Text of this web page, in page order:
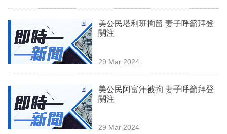
技
場
生
時
事
美公民塔利班拘留 妻子呼籲拜登
關注
29 Mar 2024
美公民阿富汗被拘 妻子呼籲拜登
關注
29 Mar 2024